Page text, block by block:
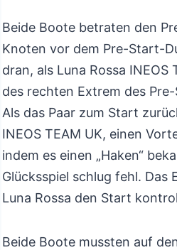
Beide Boote betraten den
Knoten vor dem Pre-Start-
dran, als Luna Rossa INEOS
des rechten Extrem des
Als das Paar zum Start
INEOS TEAM UK, einen
indem es einen „Haken“
Glücksspiel schlug fehl. Das
Luna Rossa den Start
Beide Boote mussten auf